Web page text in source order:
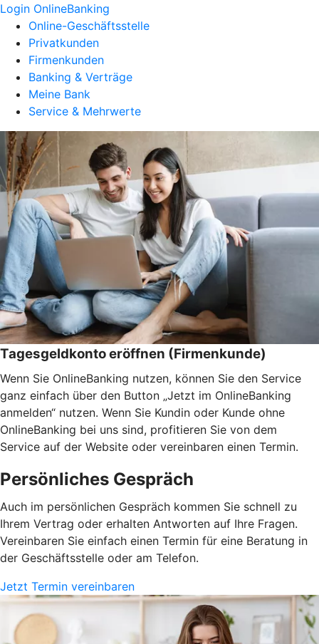
Login OnlineBanking
Online-Geschäftsstelle
Privatkunden
Firmenkunden
Banking & Verträge
Meine Bank
Service & Mehrwerte
Tagesgeldkonto eröffnen (Firmenkunde)
Wenn Sie OnlineBanking nutzen, können Sie den Service
ganz einfach über den Button „Jetzt im OnlineBanking
anmelden“ nutzen. Wenn Sie Kundin oder Kunde ohne
OnlineBanking bei uns sind, profitieren Sie von dem
Service auf der Website oder vereinbaren einen Termin.
Persönliches Gespräch
Auch im persönlichen Gespräch kommen Sie schnell zu
Ihrem Vertrag oder erhalten Antworten auf Ihre Fragen.
Vereinbaren Sie einfach einen Termin für eine Beratung in
der Geschäftsstelle oder am Telefon.
Jetzt Termin vereinbaren